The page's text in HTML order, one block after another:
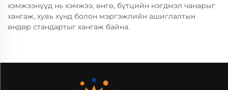
хэмжээнүүд нь хэмжээ, өнгө, бүтцийн нэгдмэл чанарыг
хангаж, хувь хүнд болон мэргэжлийн ашиглалтын
өндөр стандартыг хангаж байна.